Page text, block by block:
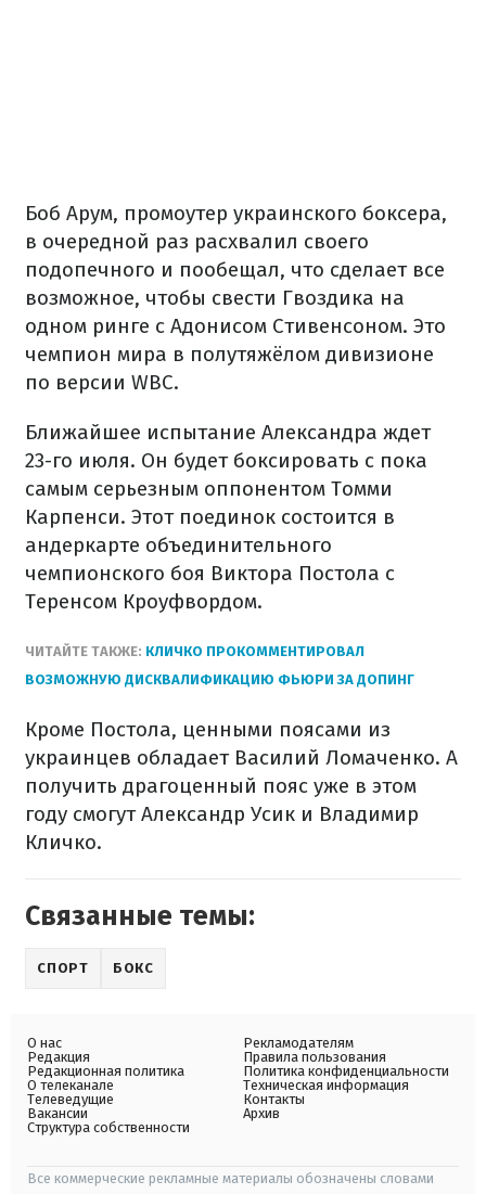
Боб Арум, промоутер украинского боксера,
в очередной раз расхвалил своего
подопечного и пообещал, что сделает все
возможное, чтобы свести Гвоздика на
одном ринге с Адонисом Стивенсоном. Это
чемпион мира в полутяжёлом дивизионе
по версии WBC.
Ближайшее испытание Александра ждет
23-го июля. Он будет боксировать с пока
самым серьезным оппонентом Томми
Карпенси. Этот поединок состоится в
андеркарте объединительного
чемпионского боя Виктора Постола с
Теренсом Кроуфвордом.
ЧИТАЙТЕ ТАКЖЕ: КЛИЧКО ПРОКОММЕНТИРОВАЛ
ВОЗМОЖНУЮ ДИСКВАЛИФИКАЦИЮ ФЬЮРИ ЗА ДОПИНГ
Кроме Постола, ценными поясами из
украинцев обладает Василий Ломаченко. А
получить драгоценный пояс уже в этом
году смогут Александр Усик и Владимир
Кличко.
Связанные темы:
СПОРТ БОКС
О нас
Редакция
Редакционная политика
О телеканале
Телеведущие
Вакансии
Структура собственности
Рекламодателям
Правила пользования
Политика конфиденциальности
Техническая информация
Контакты
Архив
Все коммерческие рекламные материалы обозначены словами